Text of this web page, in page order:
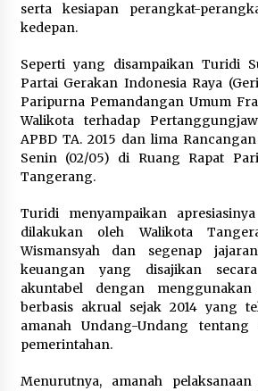
Inovasi Perahu
bagi Pelaku
9 Agustus 2026
Wagub Malut
Cipta Musik Kini
9 Agustus 2026
Kemenkum Malut
RI dan Hari
melalui Fun Walk
serta kesiapan perangkat-
kedepan.
Seperti yang disampaikan Turidi
Partai Gerakan Indonesia Raya
Paripurna Pemandangan Umum
Walikota terhadap
APBD TA. 2015 dan lima
Senin (02/05) di Ruang Rapat
Tangerang.
Turidi menyampaikan
dilakukan oleh Walikota
Wismansyah dan segenap
keuangan yang disajikan
akuntabel dengan
berbasis akrual sejak 2014 yang
amanah Undang-Undang
pemerintahan.
Menurutnya, amanah